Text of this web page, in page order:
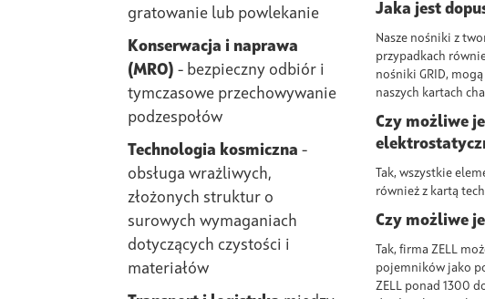
gratowanie lub powlekanie
Konserwacja i naprawa
(MRO) - bezpieczny odbiór i
tymczasowe przechowywanie
podzespołów
Technologia kosmiczna -
obsługa wrażliwych,
złożonych struktur o
surowych wymaganiach
dotyczących czystości i
materiałów
Jaka jest
Nasze nośniki z
przypadkach
nośniki GRID,
naszych kartach
Czy możliwe
Tak, wszystkie
również z kartą
Czy możliwe
Tak, firma ZELL
pojemników jako
ZELL ponad 1300